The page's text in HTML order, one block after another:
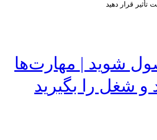
قرار دهید
شوید | مهارت‌ها
و شغل را بگیرید